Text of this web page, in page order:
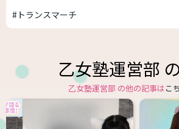
#トランスマーチ
乙女塾運営部
乙女塾運営部 の他の記事はこ